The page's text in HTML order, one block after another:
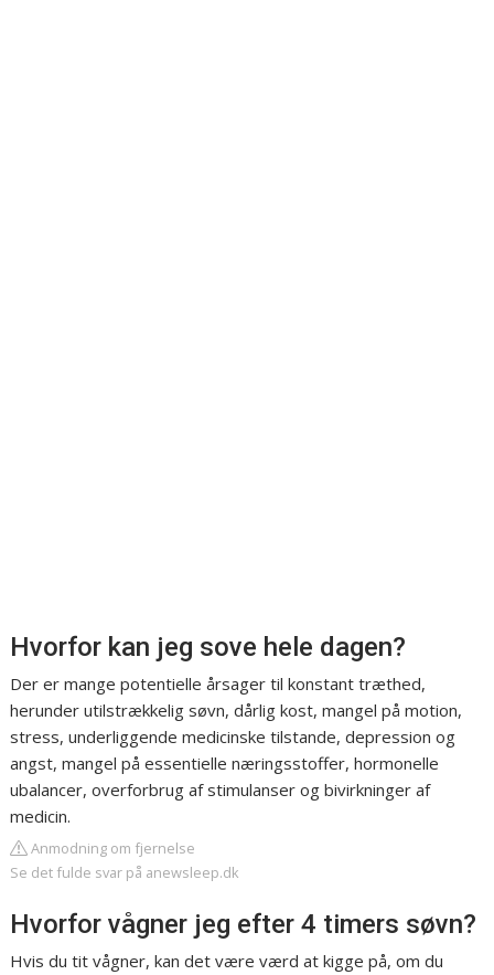
Hvorfor kan jeg sove hele dagen?
Der er mange potentielle årsager til konstant træthed,
herunder utilstrækkelig søvn, dårlig kost, mangel på motion,
stress, underliggende medicinske tilstande, depression og
angst, mangel på essentielle næringsstoffer, hormonelle
ubalancer, overforbrug af stimulanser og bivirkninger af
medicin.
Anmodning om fjernelse
Se det fulde svar på anewsleep.dk
Hvorfor vågner jeg efter 4 timers søvn?
Hvis du tit vågner, kan det være værd at kigge på, om du